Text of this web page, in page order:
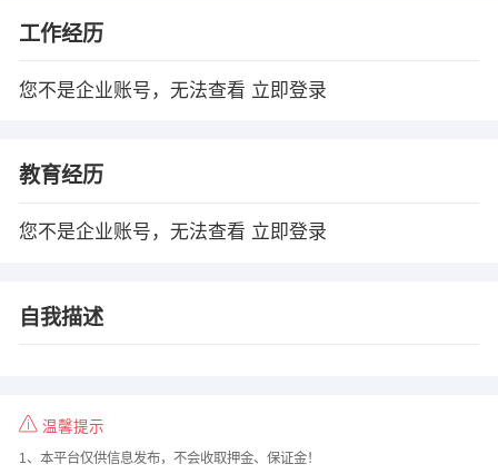
工作经历
您不是企业账号，无法查看 立即登录
教育经历
您不是企业账号，无法查看 立即登录
自我描述
温馨提示
1、本平台仅供信息发布，不会收取押金、保证金！